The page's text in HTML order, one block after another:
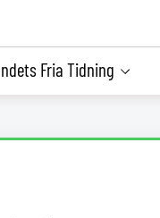
Fria Tidning